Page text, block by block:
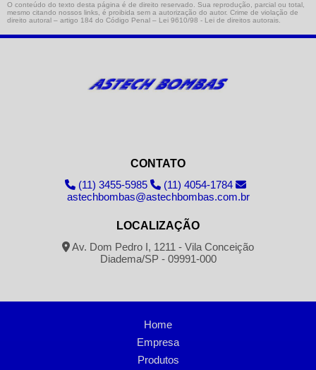
O conteúdo do texto desta página é de direito reservado. Sua reprodução, parcial ou total,
mesmo citando nossos links, é proibida sem a autorização do autor. Crime de violação de
direito autoral – artigo 184 do Código Penal – Lei 9610/98 - Lei de direitos autorais
CONTATO
(11) 3455-5985
(11) 4054-1784
astechbombas@astechbombas.com.br
LOCALIZAÇÃO
Av. Dom Pedro I, 1211 - Vila Conceição
Diadema/SP - 09991-000
Home
Empresa
Produtos